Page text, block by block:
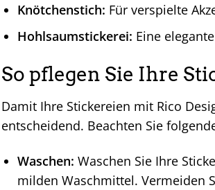
Knötchenstich: Für verspielte
Hohlsaumstickerei: Eine
So pflegen Sie Ihre
Damit Ihre Stickereien mit Rico
entscheidend. Beachten Sie
Waschen: Waschen Sie Ihre
milden Waschmittel. Vermeiden